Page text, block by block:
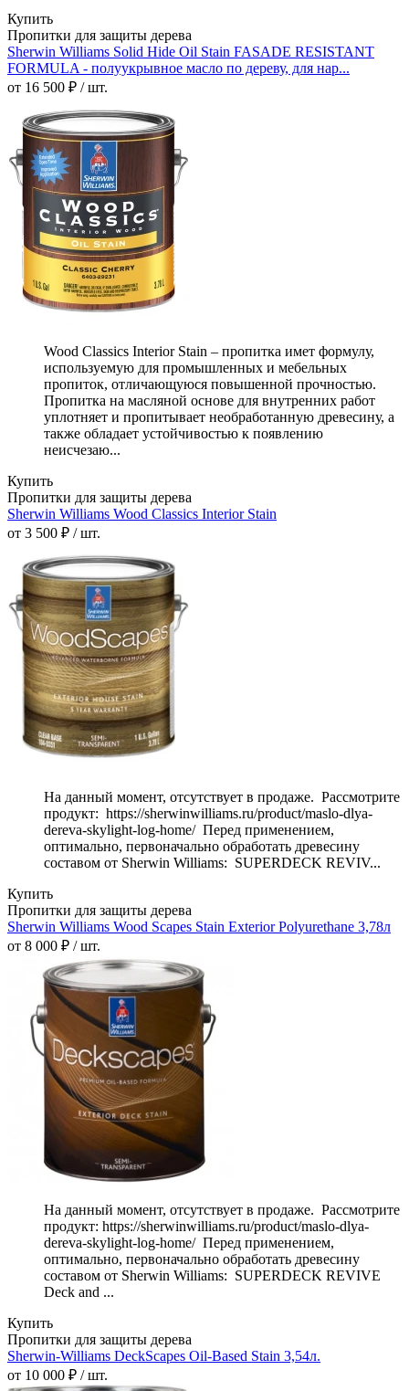
Купить
Пропитки для защиты дерева
Sherwin Williams Solid Hide Oil Stain FASADE RESISTANT
FORMULA - полуукрывное масло по дереву, для нар...
от 16 500 ₽ / шт.
Wood Classics Interior Stain – пропитка имет формулу,
используемую для промышленных и мебельных
пропиток, отличающуюся повышенной прочностью.
Пропитка на масляной основе для внутренних работ
уплотняет и пропитывает необработанную древесину, а
также обладает устойчивостью к появлению
неисчезаю...
Купить
Пропитки для защиты дерева
Sherwin Williams Wood Classics Interior Stain
от 3 500 ₽ / шт.
На данный момент, отсутствует в продаже. Рассмотрите
продукт: https://sherwinwilliams.ru/product/maslo-dlya-
dereva-skylight-log-home/ Перед применением,
оптимально, первоначально обработать древесину
составом от Sherwin Williams: SUPERDECK REVIV...
Купить
Пропитки для защиты дерева
Sherwin Williams Wood Scapes Stain Exterior Polyurethane 3,78л
от 8 000 ₽ / шт.
На данный момент, отсутствует в продаже. Рассмотрите
продукт: https://sherwinwilliams.ru/product/maslo-dlya-
dereva-skylight-log-home/ Перед применением,
оптимально, первоначально обработать древесину
составом от Sherwin Williams: SUPERDECK REVIVE
Deck and ...
Купить
Пропитки для защиты дерева
Sherwin-Williams DeckScapes Oil-Based Stain 3,54л.
от 10 000 ₽ / шт.